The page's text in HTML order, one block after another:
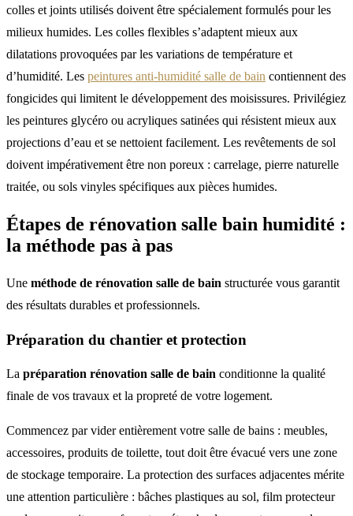
colles et joints utilisés doivent être spécialement formulés pour les
milieux humides. Les colles flexibles s’adaptent mieux aux
dilatations provoquées par les variations de température et
d’humidité. Les peintures anti-humidité salle de bain contiennent des
fongicides qui limitent le développement des moisissures. Privilégiez
les peintures glycéro ou acryliques satinées qui résistent mieux aux
projections d’eau et se nettoient facilement. Les revêtements de sol
doivent impérativement être non poreux : carrelage, pierre naturelle
traitée, ou sols vinyles spécifiques aux pièces humides.
Étapes de rénovation salle bain humidité :
la méthode pas à pas
Une méthode de rénovation salle de bain structurée vous garantit
des résultats durables et professionnels.
Préparation du chantier et protection
La préparation rénovation salle de bain conditionne la qualité
finale de vos travaux et la propreté de votre logement.
Commencez par vider entièrement votre salle de bains : meubles,
accessoires, produits de toilette, tout doit être évacué vers une zone
de stockage temporaire. La protection des surfaces adjacentes mérite
une attention particulière : bâches plastiques au sol, film protecteur